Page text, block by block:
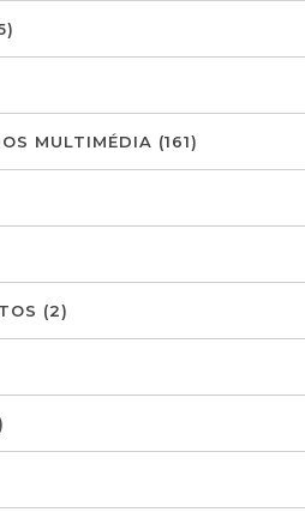
MULTIMÉDIA (161)
(2)